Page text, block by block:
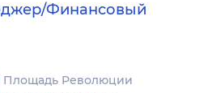
Финансовый
Площадь Революции